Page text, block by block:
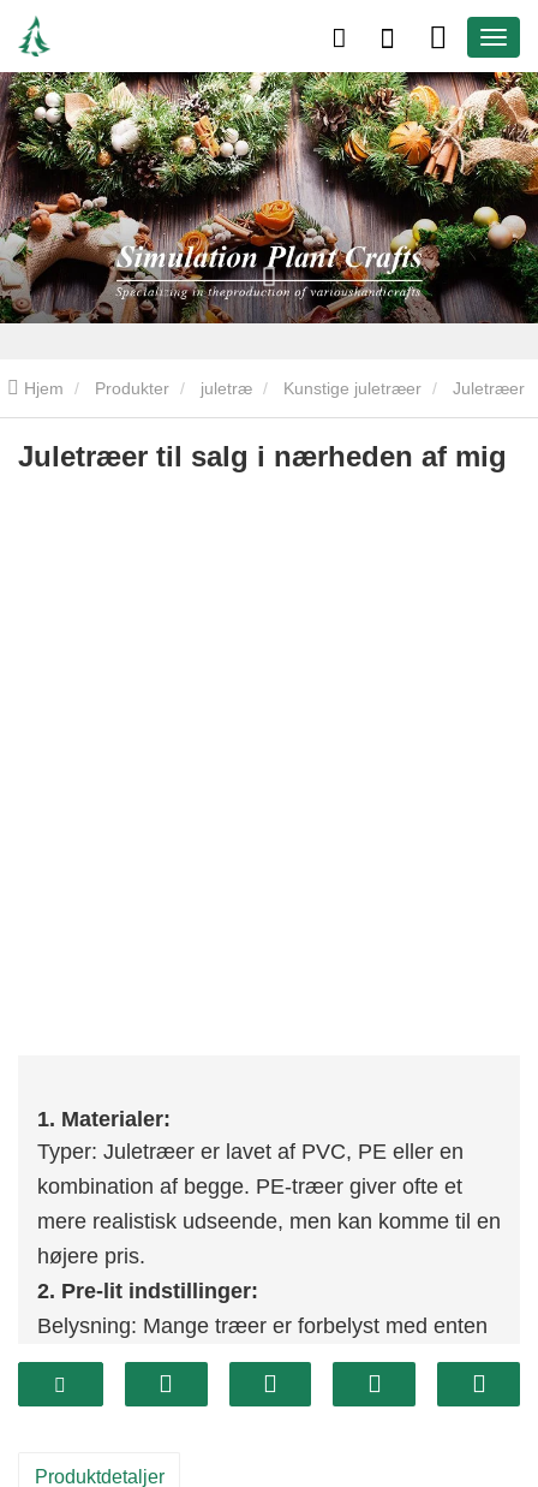
Hjem Produkter juletræ Kunstige juletræer
til salg i nærheden af ​​mig
Juletræer til salg i nærheden af ​​mig
1. Materialer:
Typer: Juletræer er lavet af PVC, PE eller en
kombination af begge. PE-træer giver ofte et
mere realistisk udseende, men kan komme til en
højere pris.
2. Pre-lit indstillinger:
Belysning: Mange træer er forbelyst med enten
LED- eller glødelys, hvilket giver
bekvemmelighed og et poleret udseende.
Variation: Tilgængelig i traditionel grøn, såvel
Produktdetaljer